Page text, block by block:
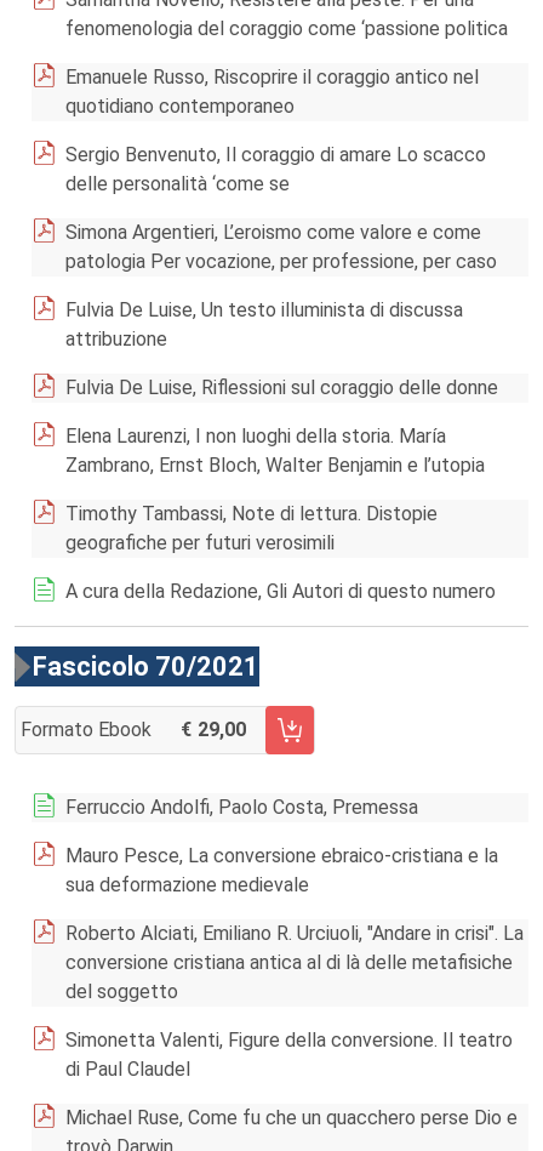
fenomenologia del coraggio come ‘passione politica
Emanuele Russo, Riscoprire il coraggio antico nel
quotidiano contemporaneo
Sergio Benvenuto, Il coraggio di amare Lo scacco
delle personalità ‘come se
Simona Argentieri, L’eroismo come valore e come
patologia Per vocazione, per professione, per caso
Fulvia De Luise, Un testo illuminista di discussa
attribuzione
Fulvia De Luise, Riflessioni sul coraggio delle donne
Elena Laurenzi, I non luoghi della storia. María
Zambrano, Ernst Bloch, Walter Benjamin e l’utopia
Timothy Tambassi, Note di lettura. Distopie
geografiche per futuri verosimili
A cura della Redazione, Gli Autori di questo numero
Fascicolo 70/2021
Formato Ebook 29,00
AGGIUNGI AL CARRELLO FASCICOLO 70/2021
Ferruccio Andolfi, Paolo Costa, Premessa
Mauro Pesce, La conversione ebraico-cristiana e la
sua deformazione medievale
Roberto Alciati, Emiliano R. Urciuoli, "Andare in crisi". La
conversione cristiana antica al di là delle metafisiche
del soggetto
Simonetta Valenti, Figure della conversione. Il teatro
di Paul Claudel
Michael Ruse, Come fu che un quacchero perse Dio e